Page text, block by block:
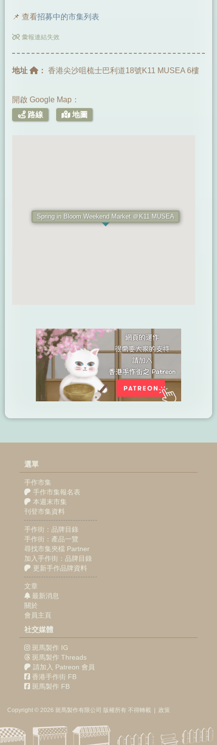
📌 查看招募中的市集列表
彙報連結失效
地址 ： 香港尖沙咀梳士巴利道18號K11 MUSEA 6樓
開啟 Google Map：
路線
地圖
Spring in Bloom Weekend Market ＠K11 MUSEA
選單
手作市集
手作市集報名表
本週末市集
刊登市集資料
手作街：品牌目錄
手作街：產品一覽
尋找市集夾檔 Partner
加入手作街：品牌目錄
更新手作品牌資料
文章
最新消息
關於
會員主頁
社交媒體
斑馬製作 IG
斑馬製作 Threads
請加入 Patreon 會員
香港手作街 FB
斑馬製作 FB
Copyright © 2026 斑馬製作有限公司 版權所有 不得轉載 政策